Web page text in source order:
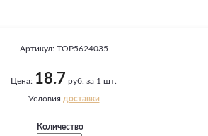
Артикул: TOP5624035
Цена: 18.7 руб. за 1 шт.
Условия доставки
Количество